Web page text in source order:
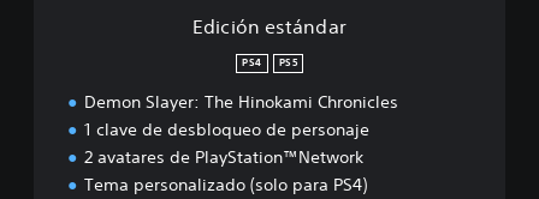
Edición estándar
PS4 PS5
Demon Slayer: The Hinokami Chronicles
1 clave de desbloqueo de personaje
2 avatares de PlayStation™Network
Tema personalizado (solo para PS4)